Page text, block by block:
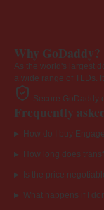
Why GoDaddy?
As the world's largest
a wide range of TLDs.
Secure GoDaddy
Frequently
How do I buy
How long does
Is the price
What happens if I